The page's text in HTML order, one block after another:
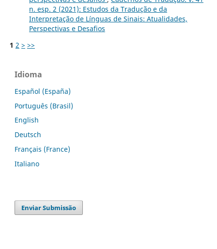
n. esp. 2 (2021): Estudos da Tradução e da
Interpretação de Línguas de Sinais: Atualidades,
Perspectivas e Desafios
1 2 > >>
Idioma
Español (España)
Português (Brasil)
English
Deutsch
Français (France)
Italiano
Enviar Submissão